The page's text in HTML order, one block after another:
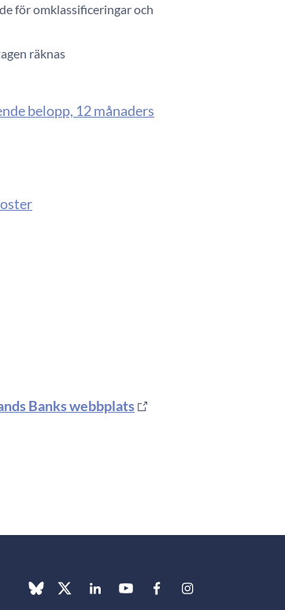
för omklassificeringar och
räknas
belopp, 12 månaders
Banks webbplats